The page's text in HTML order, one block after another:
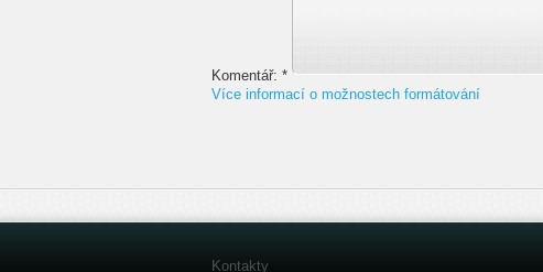
Komentář: *
Více informací o možnostech formátování
Kontakty